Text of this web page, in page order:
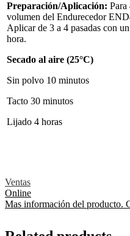
Preparación/Aplicación: Para
volumen del Endurecedor
Aplicar de 3 a 4 pasadas con
hora.
Secado al aire (25°C)
Sin polvo 10 minutos
Tacto 30 minutos
Lijado 4 horas
Ventas
Online
Mas información del producto.